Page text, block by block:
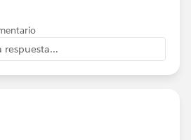
respuesta...